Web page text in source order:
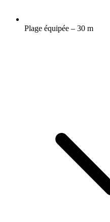
Plage équipée – 30 m